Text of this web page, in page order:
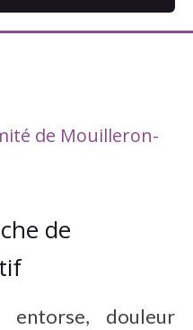
de Mouilleron-
de
entorse, douleur